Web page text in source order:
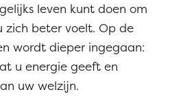
leven kunt doen om
zich beter voelt. Op de
wordt dieper ingegaan:
u energie geeft en
uw welzijn.